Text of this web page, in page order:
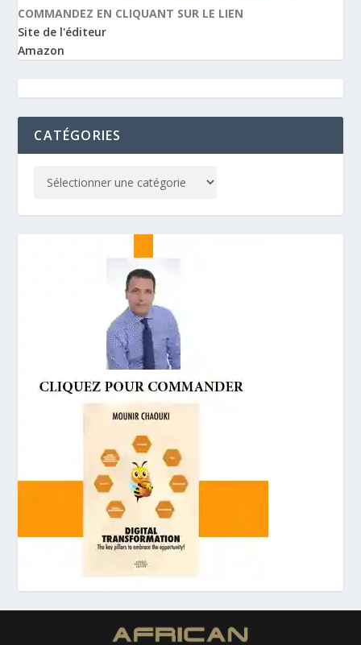
COMMANDEZ EN CLIQUANT SUR LE LIEN
Site de l'éditeur
Amazon
CATÉGORIES